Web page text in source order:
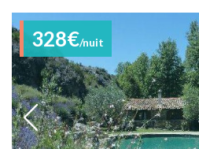
328€/nuit